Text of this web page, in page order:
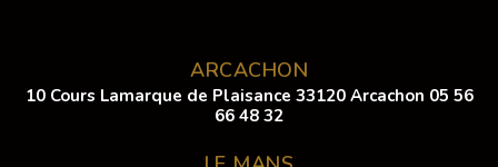
ARCACHON
10 Cours Lamarque de Plaisance 33120 Arcachon 05 56
66 48 32